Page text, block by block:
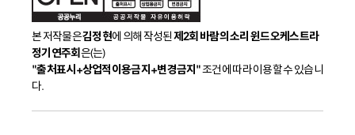
본 저작물은김정현에 의해 작성된제2회 바람의 소리 윈드오케스트라
정기연주회은(는)
"출처표시+상업적이용금지+변경금지"조건에 따라 이용할 수 있습니
다.